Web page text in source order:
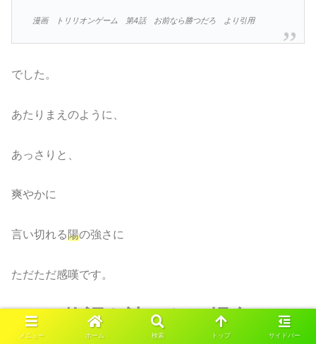
漫画 トリリオンゲーム 第4話 お前なら勝つだろ より引用
でした。
あたりまえのように、
あっさりと、
爽やかに
言い切れる陽の強さに
ただただ感嘆です。
この物語を読みたい場合は
メニュー ホーム 検索 トップ サイドバー